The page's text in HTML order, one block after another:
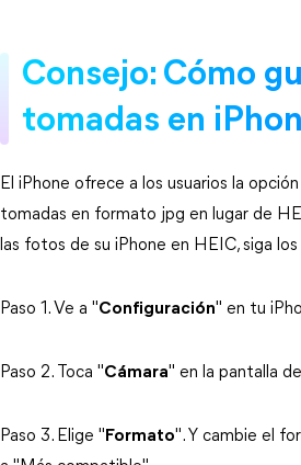
Consejo: Cómo
tomadas en
El iPhone ofrece a los usuarios la
tomadas en formato jpg en lugar de
las fotos de su iPhone en HEIC, siga
Paso 1. Ve a "Configuración" en tu
Paso 2. Toca "Cámara" en la pantalla
Paso 3. Elige " Formato". Y cambie el